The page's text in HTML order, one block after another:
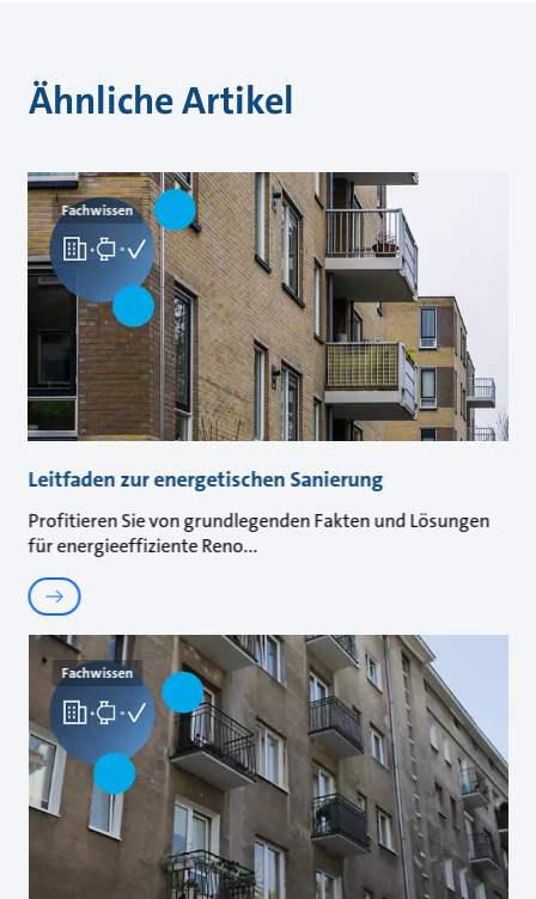
Ähnliche Artikel
Fachwissen
Leitfaden zur energetischen Sanierung
Profitieren Sie von grundlegenden Fakten und Lösungen
für energieeffiziente Reno
Fachwissen